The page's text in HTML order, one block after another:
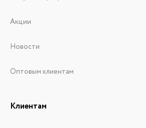
Акции
Новости
Оптовым клиентам
Клиентам